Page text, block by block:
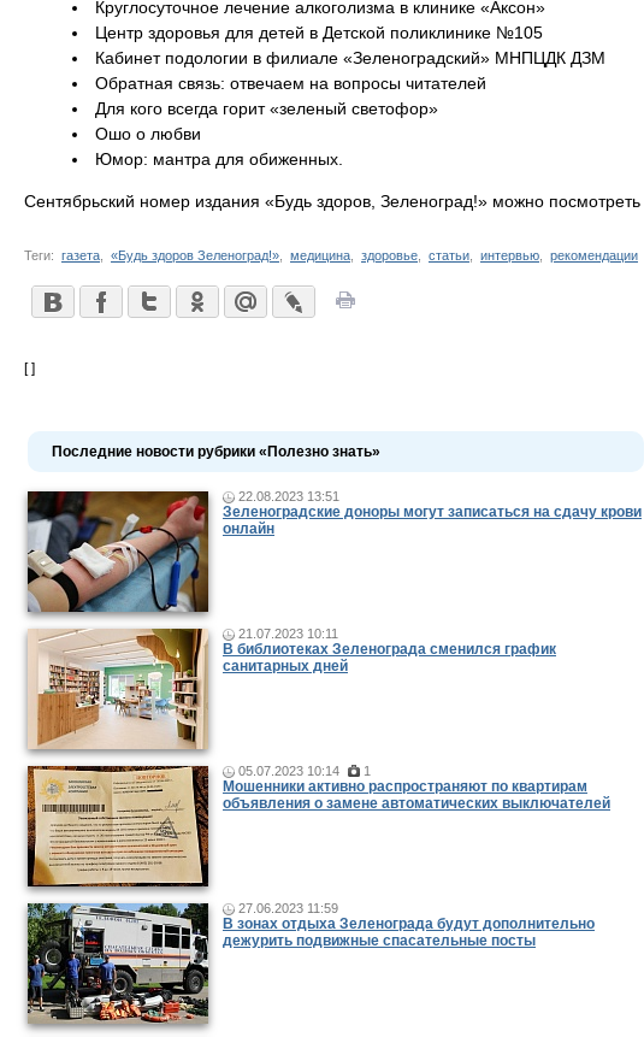
Круглосуточное лечение алкоголизма в клинике «Аксон»
Центр здоровья для детей в Детской поликлинике №105
Кабинет подологии в филиале «Зеленоградский» МНПЦДК ДЗМ
Обратная связь: отвечаем на вопросы читателей
Для кого всегда горит «зеленый светофор»
Ошо о любви
Юмор: мантра для обиженных.
Сентябрьский номер издания «Будь здоров, Зеленоград!» можно посмотреть
Теги: газета «Будь здоров Зеленоград!» медицина здоровье статьи интервью рекомендации
[ ]
Последние новости рубрики «Полезно знать»
22.08.2023 13:51
Зеленоградские доноры могут записаться на сдачу крови
онлайн
21.07.2023 10:11
В библиотеках Зеленограда сменился график
санитарных дней
05.07.2023 10:14 1
Мошенники активно распространяют по квартирам
объявления о замене автоматических выключателей
27.06.2023 11:59
В зонах отдыха Зеленограда будут дополнительно
дежурить подвижные спасательные посты